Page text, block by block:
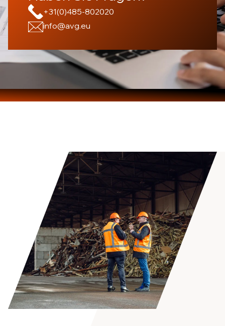
+31(0)485-802020
info@avg.eu